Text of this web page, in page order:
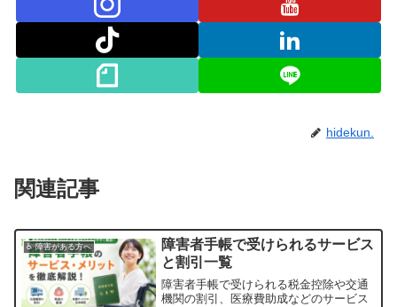
hidekun.
関連記事
♿ 障害がある方へ
障害者手帳で受けられるサービス
と割引一覧
障害者手帳で受けられる税金控除や交通
機関の割引、医療費助成などのサービス